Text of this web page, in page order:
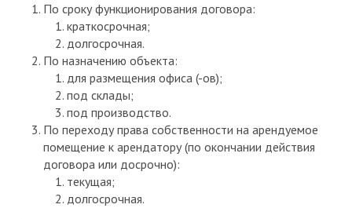
По сроку функционирования договора:
краткосрочная;
долгосрочная.
По назначению объекта:
для размещения офиса (-ов);
под склады;
под производство.
По переходу права собственности на арендуемое
помещение к арендатору (по окончании действия
договора или досрочно):
текущая;
долгосрочная.